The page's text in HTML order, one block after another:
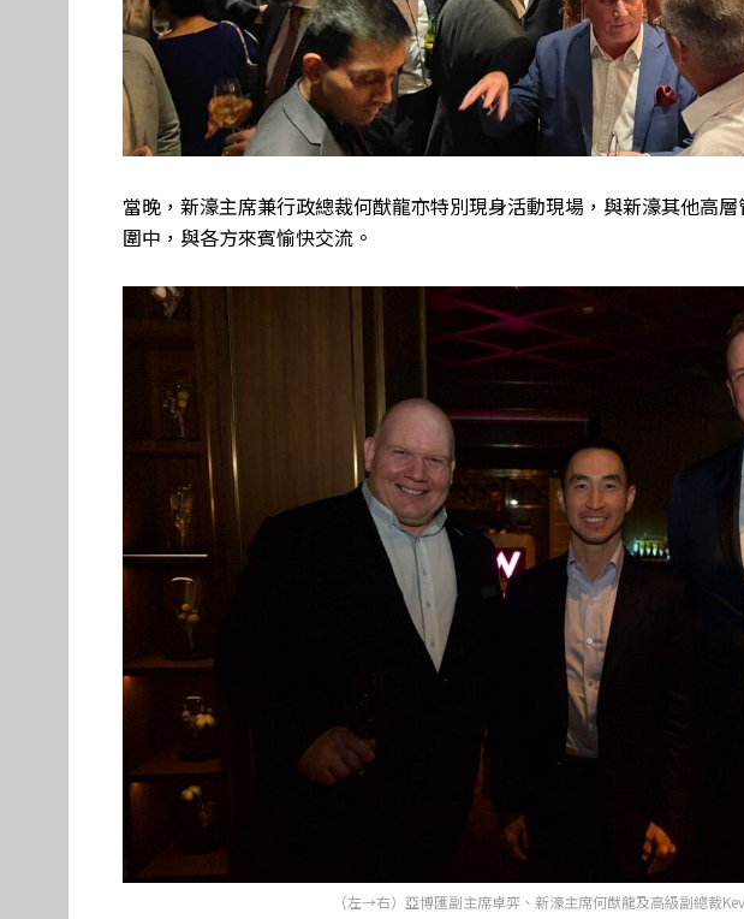
當晚，新濠主席兼行政總裁何猷龍亦特別現身活動現場，與新濠其他高
圍中，與各方來賓愉快交流。
（左→右）亞博匯副主席卓弈、新濠主席何猷龍及高級副總裁